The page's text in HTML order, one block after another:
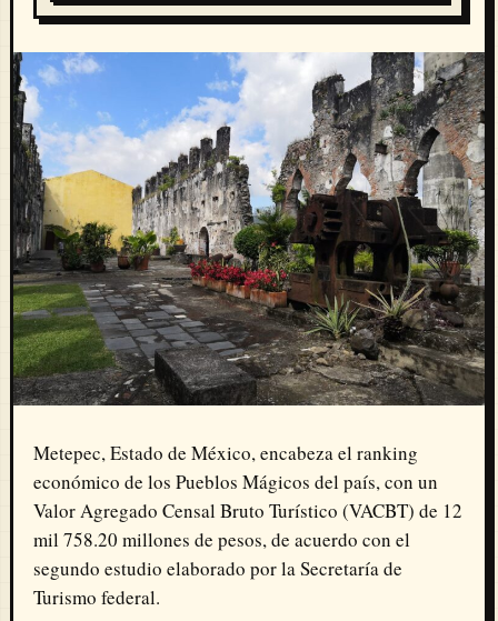
Metepec, Estado de México, encabeza el ranking
económico de los Pueblos Mágicos del país, con un
Valor Agregado Censal Bruto Turístico (VACBT) de 12
mil 758.20 millones de pesos, de acuerdo con el
segundo estudio elaborado por la Secretaría de
Turismo federal.